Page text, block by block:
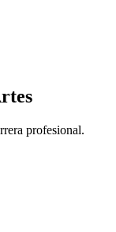
profesional.